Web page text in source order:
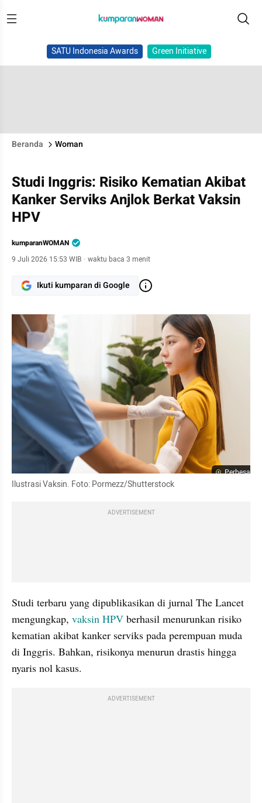
SATU Indonesia Awards Green Initiative
Beranda Woman
Studi Inggris: Risiko Kematian Akibat
Kanker Serviks Anjlok Berkat Vaksin
HPV
kumparanWOMAN
9 Juli 2026 15:53 WIB · waktu baca 3 menit
Ikuti kumparan di Google
Perbesar
Ilustrasi Vaksin. Foto: Pormezz/Shutterstock
ADVERTISEMENT
Studi terbaru yang dipublikasikan di jurnal The Lancet
mengungkap, vaksin HPV berhasil menurunkan risiko
kematian akibat kanker serviks pada perempuan muda
di Inggris. Bahkan, risikonya menurun drastis hingga
nyaris nol kasus.
ADVERTISEMENT